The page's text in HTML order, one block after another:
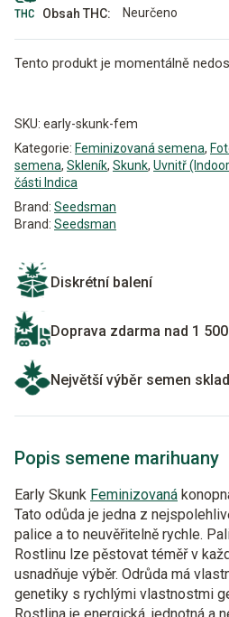
Obsah THC:
Neurčeno
Tento produkt je momentálně
SKU: early-skunk-fem
Kategorie: Feminizovaná semena,
semena, Skleník, Skunk, Uvnitř
části Indica
Brand: Seedsman
Brand: Seedsman
Diskrétní balení
Doprava zdarma nad 1
Největší výběr semen
Popis semene marihuany
Early Skunk Feminizovaná
Tato odůda je jedna z
palice a to neuvěřitelně rychle.
Rostlinu lze pěstovat téměř v
usnadňuje výběr. Odrůda má
genetiky s rychlými vlastnostmi